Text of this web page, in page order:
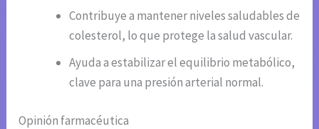
Contribuye a mantener niveles saludables de
colesterol, lo que protege la salud vascular.
Ayuda a estabilizar el equilibrio metabólico,
clave para una presión arterial normal.
Opinión farmacéutica